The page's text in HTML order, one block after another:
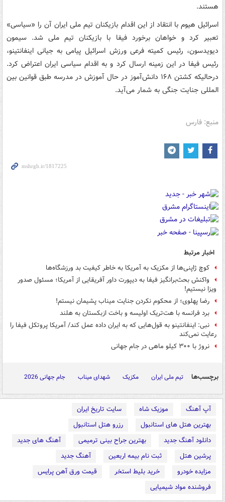
هستند.
اسرائیل هیوم با انتقاد از این اقدام بازیکنان تیم ملی ایران آن را «سیاسی»
تعبیر کرد و خواهان برخورد فیفا با بازیکنان تیم ملی شد. سیمون
دیویدسون، رئیس کمیته فرعی ورزش اسرائیل پیامی به جیانی اینفانتینو،
رئیس فیفا در این زمینه ارسال کرد و به اقدام سیاسی ایران اعتراض کرد.
درحالیکه کشتن ۱۶۸ دانش‌آموز در حال آموزش در مدرسه طبق قوانین بین
المللی جنایت جنگی به شمار می‌آید.
منبع: فارس
اخبار مرتبط
کوچ ژاپنی‌ها از مکزیک به آمریکا به خاطر کیفیت بد ورزشگاه‌ها
واکنش بحث‌برانگیز فیفا به دیپورت داور آفریقایی از آمریکا؛ مسئول صدور
ویزا نیستیم!
رضا پهلوی؛ از محکوم نکردن جنایت میناب پشیمان نیستم!
برد فرانسه با هت‌تریک اولیسه و باخت ازبکستان به هلند
نبی: اینفانتینو به قول‌هایی که به ایران داده عمل کند/ آمریکا پروتکل‌ فیفا را
رعایت نمی‌کند
نروژ با ۳۰۰ کیلو ماهی در جام جهانی
برچسب‌ها تیم ملی ایران مکزیک شهدای میناب جام جهانی 2026
آپ آهنگ موزیک شاه
سایت تاریخ ایران
بهترین هتل های استانبول
رزرو هتل استانبول
دانلود آهنگ جدید
بهترین جراح بینی ترمیمی
آهنگ های جدید
پرشین هتل
ثبت نام بیمه اربعین
آهنگ جدید
مزایده خودرو
خرید بلیط استخر
قیمت ورق آهن پرایس
فروشنده مواد شیمیایی